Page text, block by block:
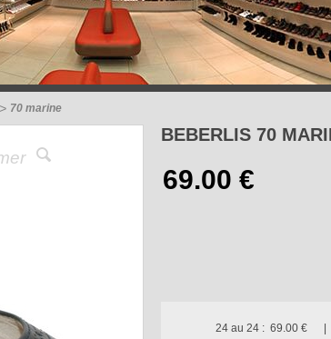
70 marine
BEBERLIS 70
24 au 24 : 69.00 €